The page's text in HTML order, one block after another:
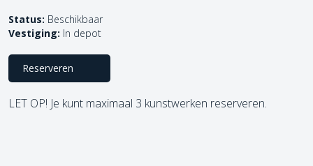
Status: Beschikbaar
Vestiging: In depot
Reserveren
LET OP! Je kunt maximaal 3 kunstwerken reserveren.